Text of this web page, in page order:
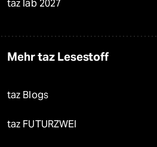
taz lab 2027
Mehr taz Lesestoff
taz Blogs
taz FUTURZWEI